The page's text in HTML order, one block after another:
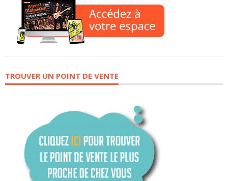
TROUVER UN POINT DE VENTE